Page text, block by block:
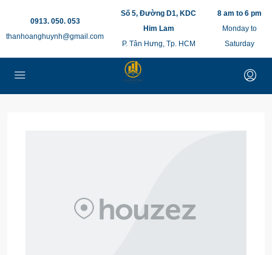
0913. 050. 053
thanhoanghuynh@gmail.com
Số 5, Đường D1, KDC
Him Lam
P. Tân Hưng, Tp. HCM
8 am to 6 pm
Monday to
Saturday